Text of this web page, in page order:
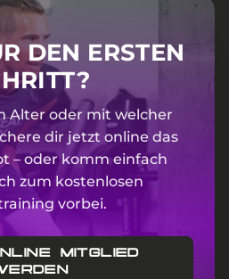
DEN ERSTEN
Alter oder mit welcher
dir jetzt online das
– oder komm einfach
zum kostenlosen
vorbei.
MITGLIED